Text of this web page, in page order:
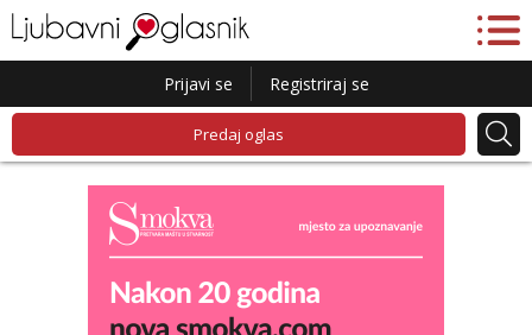
Prijavi se Registriraj se
Predaj oglas